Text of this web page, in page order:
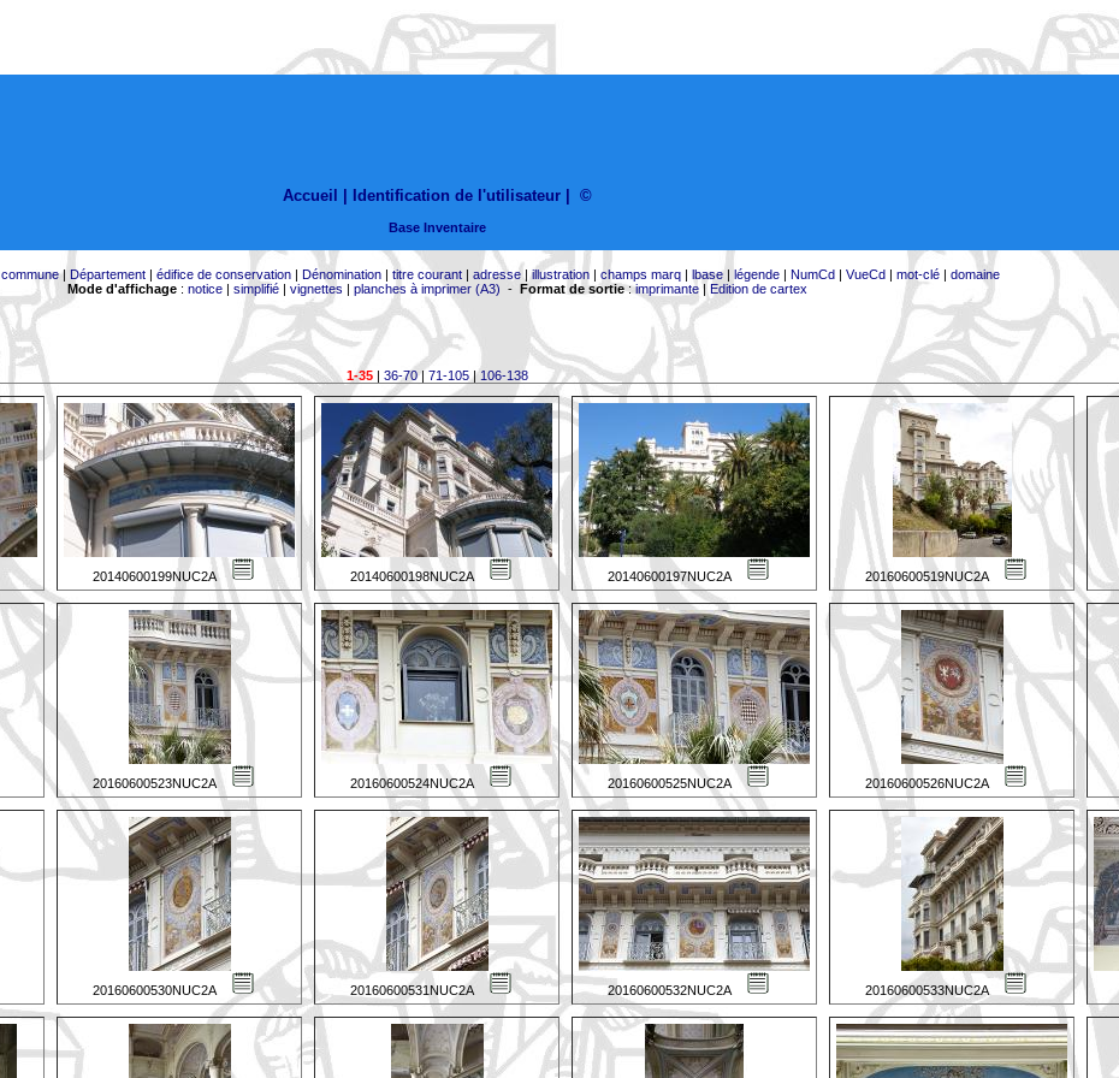
Accueil | Identification de l'utilisateur ©
Base Inventaire
commune| Département| édifice de conservation| Dénomination| titre courant| adresse|illustration| champs marq| lbase| légende| NumCd| VueCd| mot-clé| domaine
Mode d'affichage: notice| simplifié| vignettes | planches à imprimer (A3) - Format de sortie:imprimante| Edition de cartex
1-35| 36-70| 71-105|106-138
20140600199NUC2A 20140600198NUC2A 20140600197NUC2A 20160600519NUC2A
20160600523NUC2A 20160600524NUC2A 20160600525NUC2A 20160600526NUC2A
20160600530NUC2A 20160600531NUC2A 20160600532NUC2A 20160600533NUC2A